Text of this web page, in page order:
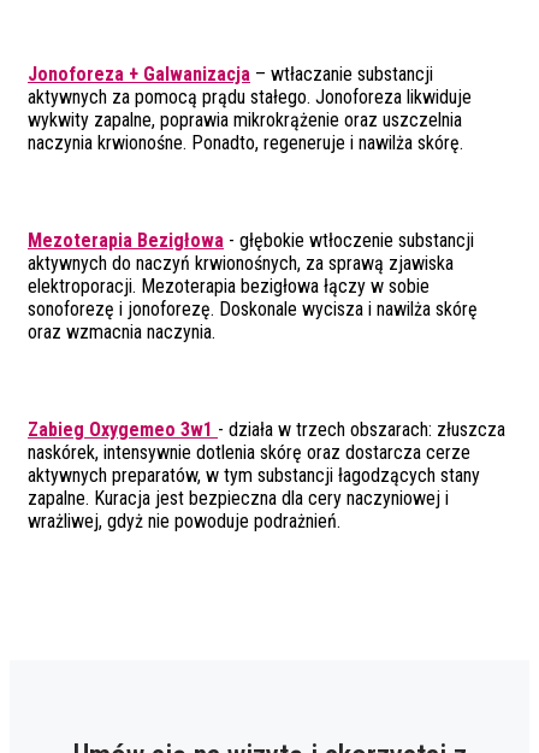
Jonoforeza + Galwanizacja – wtłaczanie substancji
aktywnych za pomocą prądu stałego. Jonoforeza likwiduje
wykwity zapalne, poprawia mikrokrążenie oraz uszczelnia
naczynia krwionośne. Ponadto, regeneruje i nawilża skórę.
Mezoterapia Bezigłowa - głębokie wtłoczenie substancji
aktywnych do naczyń krwionośnych, za sprawą zjawiska
elektroporacji. Mezoterapia bezigłowa łączy w sobie
sonoforezę i jonoforezę. Doskonale wycisza i nawilża skórę
oraz wzmacnia naczynia.
Zabieg Oxygemeo 3w1 - działa w trzech obszarach: złuszcza
naskórek, intensywnie dotlenia skórę oraz dostarcza cerze
aktywnych preparatów, w tym substancji łagodzących stany
zapalne. Kuracja jest bezpieczna dla cery naczyniowej i
wrażliwej, gdyż nie powoduje podrażnień.